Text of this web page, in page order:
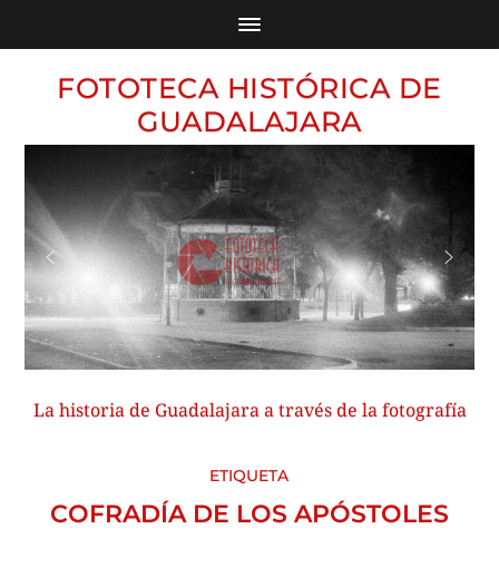
FOTOTECA HISTÓRICA DE
GUADALAJARA
La historia de Guadalajara a través de la fotografía
ETIQUETA
COFRADÍA DE LOS APÓSTOLES